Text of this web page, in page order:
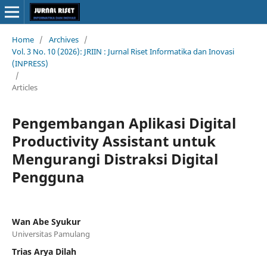
Home / Archives /
Vol. 3 No. 10 (2026): JRIIN : Jurnal Riset Informatika dan Inovasi
(INPRESS)
/
Articles
Pengembangan Aplikasi Digital
Productivity Assistant untuk
Mengurangi Distraksi Digital
Pengguna
Wan Abe Syukur
Universitas Pamulang
Trias Arya Dilah